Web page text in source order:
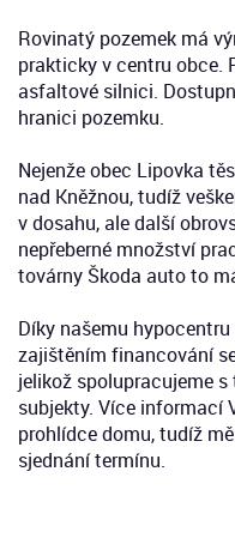
Rovinatý pozemek má
prakticky v centru obce.
asfaltové silnici.
hranici pozemku.
Nejenže obec Lipovka
nad Kněžnou, tudíž
v dosahu, ale další
nepřeberné množství
továrny Škoda auto to
Díky našemu
zajištěním financování
jelikož spolupracujeme
subjekty. Více informací
prohlídce domu, tudíž
sjednání termínu.